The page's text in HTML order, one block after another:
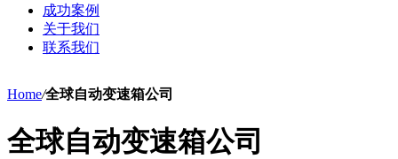
成功案例
关于我们
联系我们
Home/全球自动变速箱公司
全球自动变速箱公司